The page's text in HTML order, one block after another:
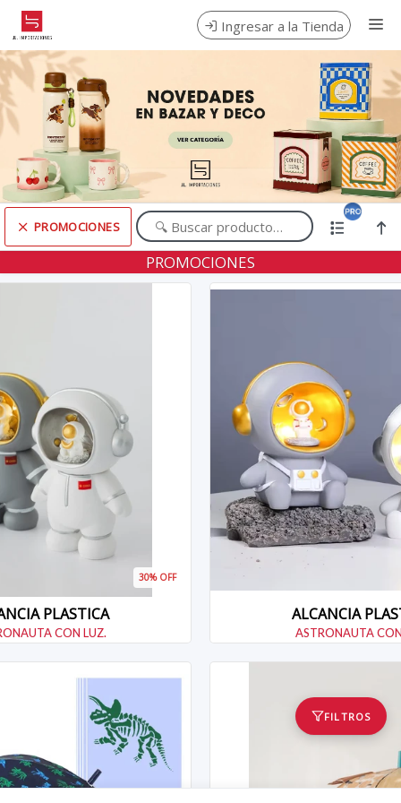
Comprá online productos de PROMOCIONES en JL IMPORTACIONES
Ingresar a la Tienda
CÓMO COMPRAR
QUIÉNES SOMOS
CONTACTO
PROMOCIONES
Comprá online productos de PROMOCIONES en JL IMPORTACIONES
FILTROS
PROMOCIONES
30% OFF
PLASTICA
CON LUZ.
ALCANCIA
ASTRONAUTA